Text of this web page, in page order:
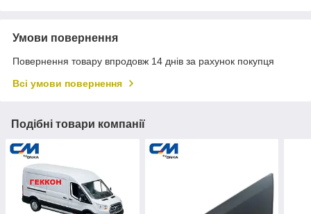
Умови повернення
Повернення товару впродовж 14 днів за рахунок покупця
Всі умови повернення
Подібні товари компанії